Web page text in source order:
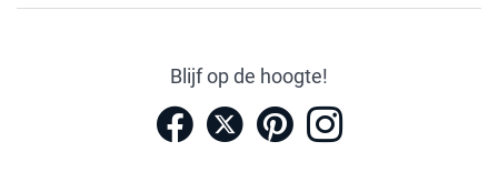
Blijf op de hoogte!